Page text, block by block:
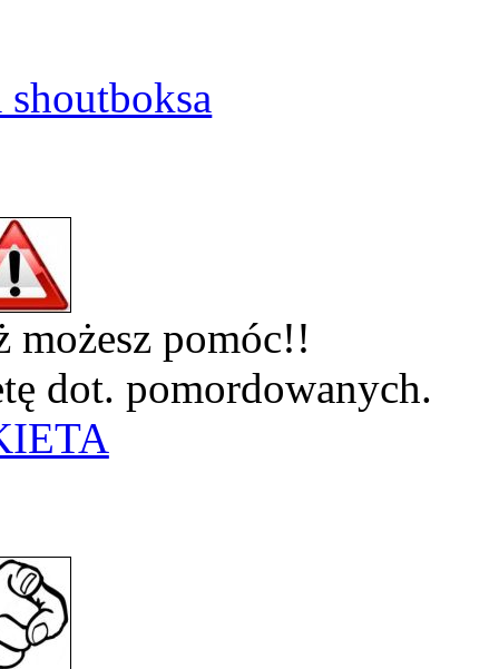
możesz pomóc!!
dot. pomordowanych.